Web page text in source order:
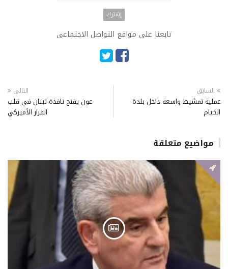
تابعنا على مواقع التواصل الاجتماعى
السابق
عملية تمشيط واسعة داخل بلدة
الخيام
التالى
عون يفتح نافذة لبنان في قلب
القرار الأميركي
مواضيع متعلقة